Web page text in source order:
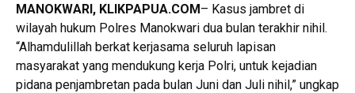
MANOKWARI, KLIKPAPUA.COM– Kasus jambret di
wilayah hukum Polres Manokwari dua bulan terakhir nihil.
“Alhamdulillah berkat kerjasama seluruh lapisan
masyarakat yang mendukung kerja Polri, untuk kejadian
pidana penjambretan pada bulan Juni dan Juli nihil,” ungkap